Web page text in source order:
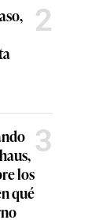
2
los
qué
3